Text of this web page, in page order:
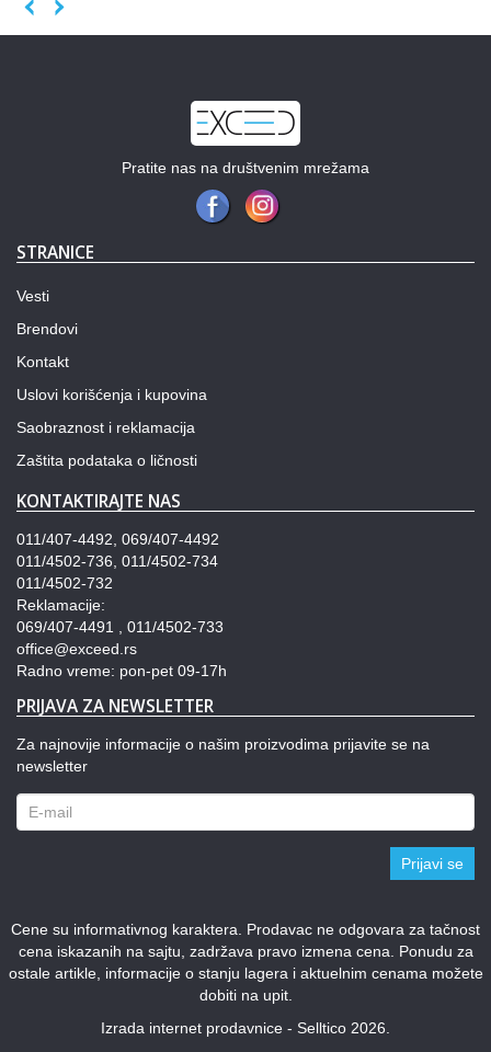
Pratite nas na društvenim mrežama
STRANICE
Vesti
Brendovi
Kontakt
Uslovi korišćenja i kupovina
Saobraznost i reklamacija
Zaštita podataka o ličnosti
KONTAKTIRAJTE NAS
011/407-4492, 069/407-4492
011/4502-736, 011/4502-734
011/4502-732
Reklamacije:
069/407-4491 , 011/4502-733
office@exceed.rs
Radno vreme: pon-pet 09-17h
PRIJAVA ZA NEWSLETTER
Za najnovije informacije o našim proizvodima prijavite se na
newsletter
Prijavi se
Cene su informativnog karaktera. Prodavac ne odgovara za tačnost
cena iskazanih na sajtu, zadržava pravo izmena cena. Ponudu za
ostale artikle, informacije o stanju lagera i aktuelnim cenama možete
dobiti na upit.
Izrada internet prodavnice - Selltico 2026.